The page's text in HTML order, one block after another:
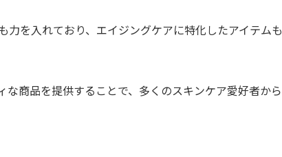
力を入れており、エイジングケアに特化したアイテムも
商品を提供することで、多くのスキンケア愛好者から